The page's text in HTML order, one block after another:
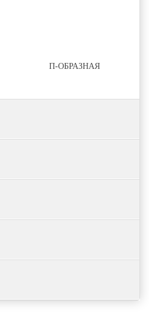
П-ОБРАЗНАЯ